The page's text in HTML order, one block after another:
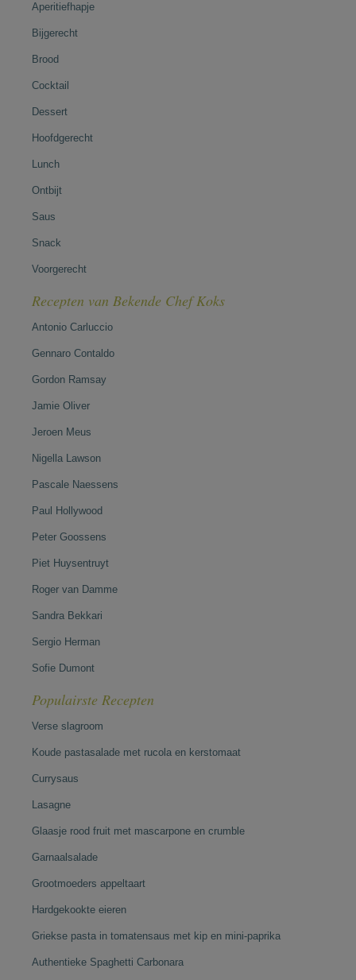
Aperitiefhapje
Bijgerecht
Brood
Cocktail
Dessert
Hoofdgerecht
Lunch
Ontbijt
Saus
Snack
Voorgerecht
Recepten van Bekende Chef Koks
Antonio Carluccio
Gennaro Contaldo
Gordon Ramsay
Jamie Oliver
Jeroen Meus
Nigella Lawson
Pascale Naessens
Paul Hollywood
Peter Goossens
Piet Huysentruyt
Roger van Damme
Sandra Bekkari
Sergio Herman
Sofie Dumont
Populairste Recepten
Verse slagroom
Koude pastasalade met rucola en kerstomaat
Currysaus
Lasagne
Glaasje rood fruit met mascarpone en crumble
Garnaalsalade
Grootmoeders appeltaart
Hardgekookte eieren
Griekse pasta in tomatensaus met kip en mini-paprika
Authentieke Spaghetti Carbonara